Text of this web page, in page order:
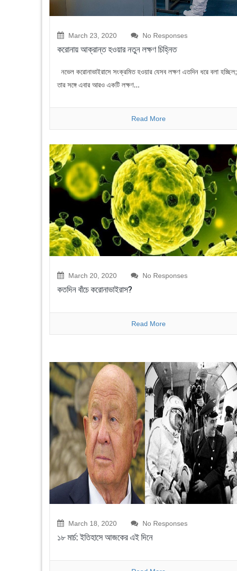
March 23, 2020 No Responses
করোনায় আক্রান্ত হওয়ার নতুন লক্ষণ চিহ্নিত
নভেল করোনাভাইরাসে সংক্রমিত হওয়ার যেসব লক্ষণ এতদিন ধরে বলা হচ্ছিল;
তার সঙ্গে এবার আরও একটি লক্ষণ...
Read More
March 20, 2020 No Responses
কতদিন বাঁচে করোনাভাইরাস?
Read More
March 18, 2020 No Responses
১৮ মার্চ: ইতিহাসে আজকের এই দিনে